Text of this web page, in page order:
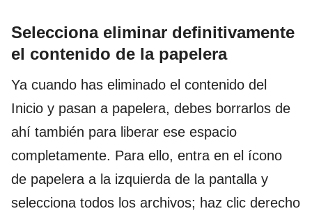
Selecciona eliminar definitivamente
el contenido de la papelera
Ya cuando has eliminado el contenido del
Inicio y pasan a papelera, debes borrarlos de
ahí también para liberar ese espacio
completamente. Para ello, entra en el ícono
de papelera a la izquierda de la pantalla y
selecciona todos los archivos; haz clic derecho